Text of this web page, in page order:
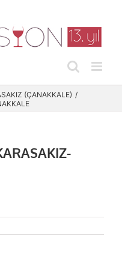
(ÇANAKKALE)